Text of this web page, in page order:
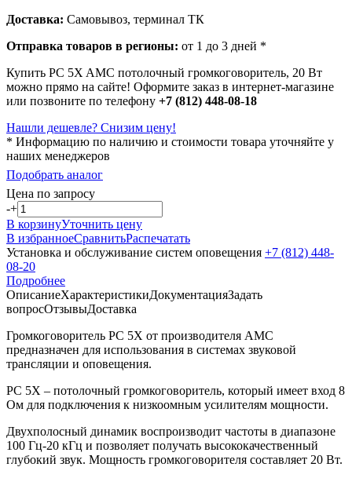
Доставка: Самовывоз, терминал ТК
Отправка товаров в регионы: от 1 до 3 дней *
Купить PC 5X AMC потолочный громкоговоритель, 20 Вт
можно прямо на сайте! Оформите заказ в интернет-магазине
или позвоните по телефону +7 (812) 448-08-18
Нашли дешевле? Снизим цену!
* Информацию по наличию и стоимости товара уточняйте у
наших менеджеров
Подобрать аналог
Цена по запросу
-+
В корзинуУточнить цену
В избранноеСравнитьРаспечатать
Установка и обслуживание систем оповещения +7 (812) 448-
08-20
Подробнее
ОписаниеХарактеристикиДокументацияЗадать
вопросОтзывыДоставка
Громкоговоритель PC 5X от производителя AMC
предназначен для использования в системах звуковой
трансляции и оповещения.
PC 5X – потолочный громкоговоритель, который имеет вход 8
Ом для подключения к низкоомным усилителям мощности.
Двухполосный динамик воспроизводит частоты в диапазоне
100 Гц-20 кГц и позволяет получать высококачественный
глубокий звук. Мощность громкоговорителя составляет 20 Вт.